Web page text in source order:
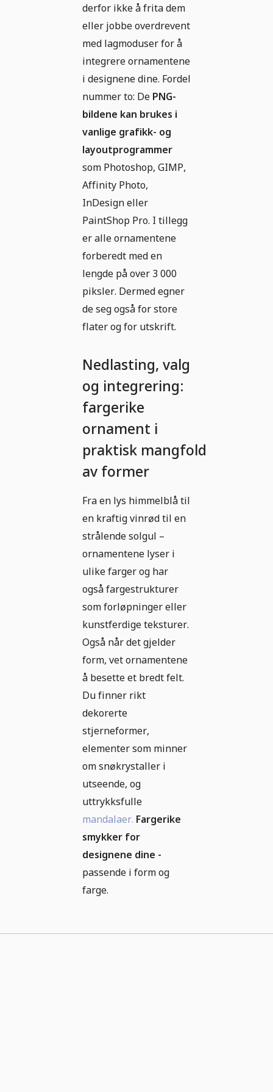
derfor ikke å frita dem
eller jobbe overdrevent
med lagmoduser for å
integrere ornamentene
i designene dine. Fordel
nummer to: De PNG-
bildene kan brukes i
vanlige grafikk- og
layoutprogrammer
som Photoshop, GIMP,
Affinity Photo,
InDesign eller
PaintShop Pro. I tillegg
er alle ornamentene
forberedt med en
lengde på over 3 000
piksler. Dermed egner
de seg også for store
flater og for utskrift.
Nedlasting, valg
og integrering:
fargerike
ornament i
praktisk mangfold
av former
Fra en lys himmelblå til
en kraftig vinrød til en
strålende solgul –
ornamentene lyser i
ulike farger og har
også fargestrukturer
som forløpninger eller
kunstferdige teksturer.
Også når det gjelder
form, vet ornamentene
å besette et bredt felt.
Du finner rikt
dekorerte
stjerneformer,
elementer som minner
om snøkrystaller i
utseende, og
uttrykksfulle
mandalaer. Fargerike
smykker for
designene dine -
passende i form og
farge.